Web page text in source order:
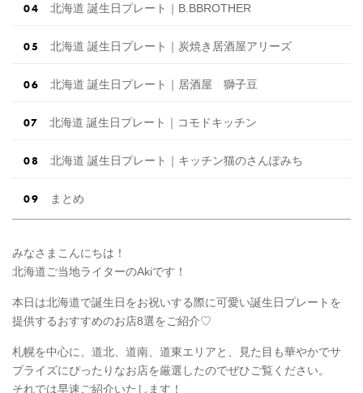
北海道 誕生日プレート｜B.BBROTHER
北海道 誕生日プレート｜炭焼き居酒屋アリーズ
北海道 誕生日プレート｜居酒屋 獅子豆
北海道 誕生日プレート｜コモドキッチン
北海道 誕生日プレート｜キッチン猫のさんぽみち
まとめ
みなさまこんにちは！
北海道ご当地ライターのAkiです！
本日は北海道で誕生日をお祝いする際に可愛い誕生日プレートを
提供するおすすめのお店8選をご紹介♡
札幌を中心に、道北、道南、道東エリアと、見た目も華やかでサ
プライズにぴったりなお店を厳選したのでぜひご覧ください。
それでは早速ご紹介いたします！